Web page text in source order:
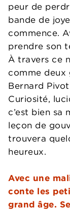
peur de
bande de
commence.
prendre son
À travers ce
comme deux
Bernard
Curiosité,
c’est bien
leçon de
trouvera
heureux.
Avec une
conte les
grand âge.